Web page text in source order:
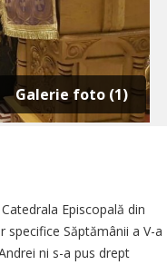
Galerie foto (1)
Episcopală din
specifice Săptămânii a V-a
ni s-a pus drept